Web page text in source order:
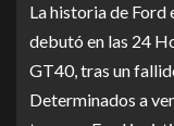
La historia de Ford
debutó en las 24
GT40, tras un
Determinados a